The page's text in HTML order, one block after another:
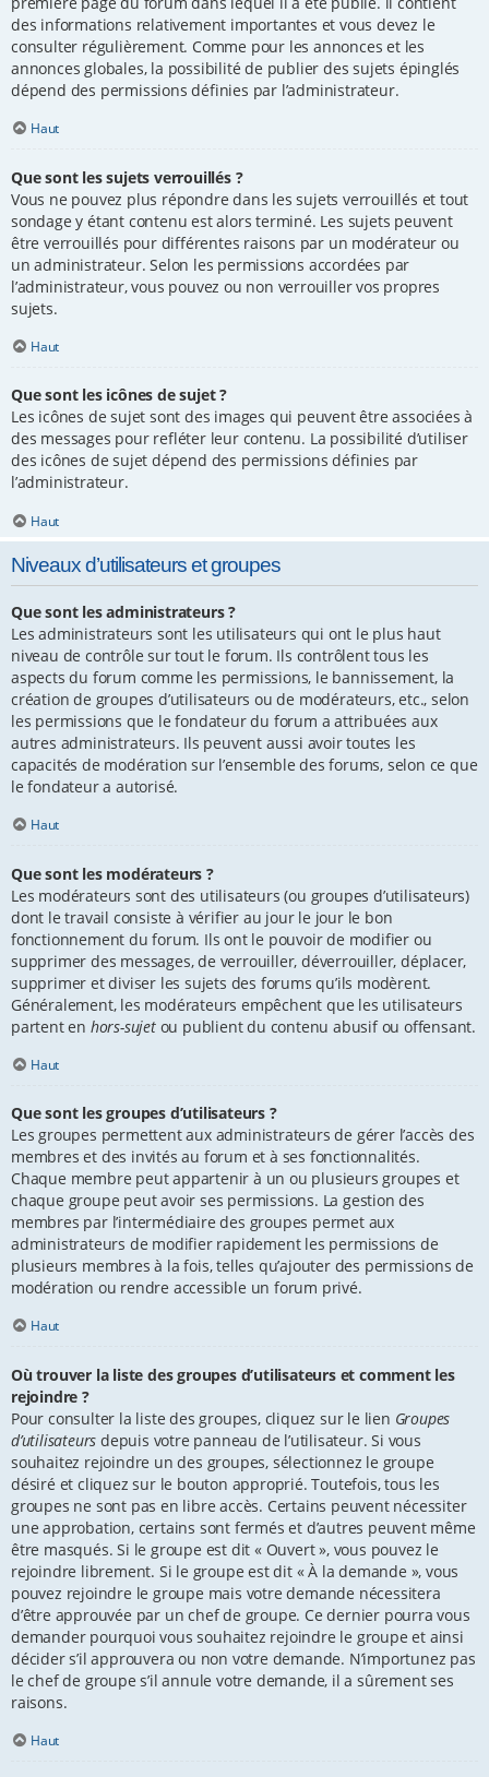
des informations relativement importantes et vous devez le
consulter régulièrement. Comme pour les annonces et les
annonces globales, la possibilité de publier des sujets épinglés
dépend des permissions définies par l’administrateur.
Haut
Que sont les sujets verrouillés ?
Vous ne pouvez plus répondre dans les sujets verrouillés et tout
sondage y étant contenu est alors terminé. Les sujets peuvent
être verrouillés pour différentes raisons par un modérateur ou
un administrateur. Selon les permissions accordées par
l’administrateur, vous pouvez ou non verrouiller vos propres
sujets.
Haut
Que sont les icônes de sujet ?
Les icônes de sujet sont des images qui peuvent être associées à
des messages pour refléter leur contenu. La possibilité d’utiliser
des icônes de sujet dépend des permissions définies par
l’administrateur.
Haut
Niveaux d’utilisateurs et groupes
Que sont les administrateurs ?
Les administrateurs sont les utilisateurs qui ont le plus haut
niveau de contrôle sur tout le forum. Ils contrôlent tous les
aspects du forum comme les permissions, le bannissement, la
création de groupes d’utilisateurs ou de modérateurs, etc., selon
les permissions que le fondateur du forum a attribuées aux
autres administrateurs. Ils peuvent aussi avoir toutes les
capacités de modération sur l’ensemble des forums, selon ce que
le fondateur a autorisé.
Haut
Que sont les modérateurs ?
Les modérateurs sont des utilisateurs (ou groupes d’utilisateurs)
dont le travail consiste à vérifier au jour le jour le bon
fonctionnement du forum. Ils ont le pouvoir de modifier ou
supprimer des messages, de verrouiller, déverrouiller, déplacer,
supprimer et diviser les sujets des forums qu’ils modèrent.
Généralement, les modérateurs empêchent que les utilisateurs
partent en hors-sujetou publient du contenu abusif ou offensant.
Haut
Que sont les groupes d’utilisateurs ?
Les groupes permettent aux administrateurs de gérer l’accès des
membres et des invités au forum et à ses fonctionnalités.
Chaque membre peut appartenir à un ou plusieurs groupes et
chaque groupe peut avoir ses permissions. La gestion des
membres par l’intermédiaire des groupes permet aux
administrateurs de modifier rapidement les permissions de
plusieurs membres à la fois, telles qu’ajouter des permissions de
modération ou rendre accessible un forum privé.
Haut
Où trouver la liste des groupes d’utilisateurs et comment les
rejoindre ?
Pour consulter la liste des groupes, cliquez sur le lien Groupes
d’utilisateurs depuis votre panneau de l’utilisateur. Si vous
souhaitez rejoindre un des groupes, sélectionnez le groupe
désiré et cliquez sur le bouton approprié. Toutefois, tous les
groupes ne sont pas en libre accès. Certains peuvent nécessiter
une approbation, certains sont fermés et d’autres peuvent même
être masqués. Si le groupe est dit « Ouvert », vous pouvez le
rejoindre librement. Si le groupe est dit « À la demande », vous
pouvez rejoindre le groupe mais votre demande nécessitera
d’être approuvée par un chef de groupe. Ce dernier pourra vous
demander pourquoi vous souhaitez rejoindre le groupe et ainsi
décider s’il approuvera ou non votre demande. N’importunez pas
le chef de groupe s’il annule votre demande, il a sûrement ses
raisons.
Haut